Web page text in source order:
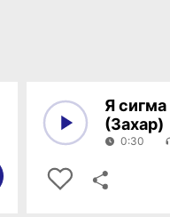
Я
(Захар)
0:30